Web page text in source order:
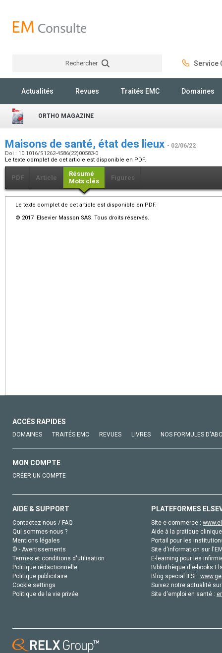
Rechercher Service
Actualités Revues Traités EMC Domaines
ORTHO MAGAZINE
Maisons de santé, état des lieux - 02/06/22
Doi : 10.1016/S1262-4586(22)00583-0
Le texte complet de cet article est disponible en PDF.
PDF Article
Résumé
Mots clés
Figures
Le texte complet de cet article est disponible en PDF.
© 2017 Elsevier Masson SAS. Tous droits réservés.
ACCÈS RAPIDES
DOMAINES TRAITÉS EMC REVUES LIVRES NOS FORMULES
MON COMPTE
CRÉER UN COMPTE
AIDE & SUPPORT
Contactez-nous / FAQ
Qui sommes-nous ?
Mentions légales
© - Avertissements
Termes et conditions d'utilisation
Politique rédactionnelle
Politique publicitaire
Cookie settings
Politique de la vie privée
PLATEFORMES
Site e-commerce :
Aide à la pratique
Portail pour les
Site d'information sur
E-learning pour les
Bibliothèque d'e-books
Blog special IFSI :
Suivez notre actualité
Site d'emploi en santé :